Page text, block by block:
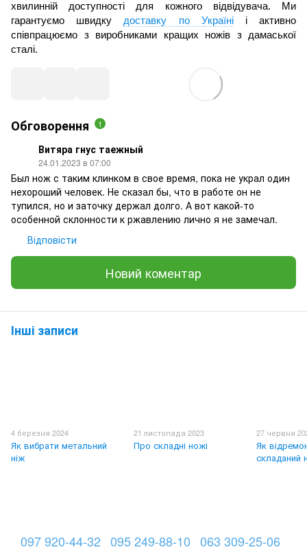
хвилинній доступності для кожного відвідувача.
Ми
гарантуємо швидкудоставку по Україніі активно
співпрацюємо з виробниками кращих ножів з дамаської
сталі.
Обговорення 1
Витяра гнус таежный
24.01.2023 в 07:00
Был нож с таким клинком в свое время, пока не украл один
нехороший человек. Не сказал бы, что в работе он не
тупился, но и заточку держал долго. А вот какой-то
особенной склонности к ржавлению лично я не замечал.
Відповісти
Новий коментар
Інші записи
4 березня 2024
Як вибрати метальний
ніж
21 листопада 2023
Про складні ножі
27 червня
Як
складаний
097 920-44-32 095 249-88-10 063 309-25-06